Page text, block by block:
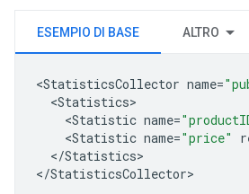
ESEMPIO DI BASE ALTRO
<StatisticsCollector name=
<Statistics
<Statistic name=
<Statistic name="price"
</Statistics>
</StatisticsCollector>